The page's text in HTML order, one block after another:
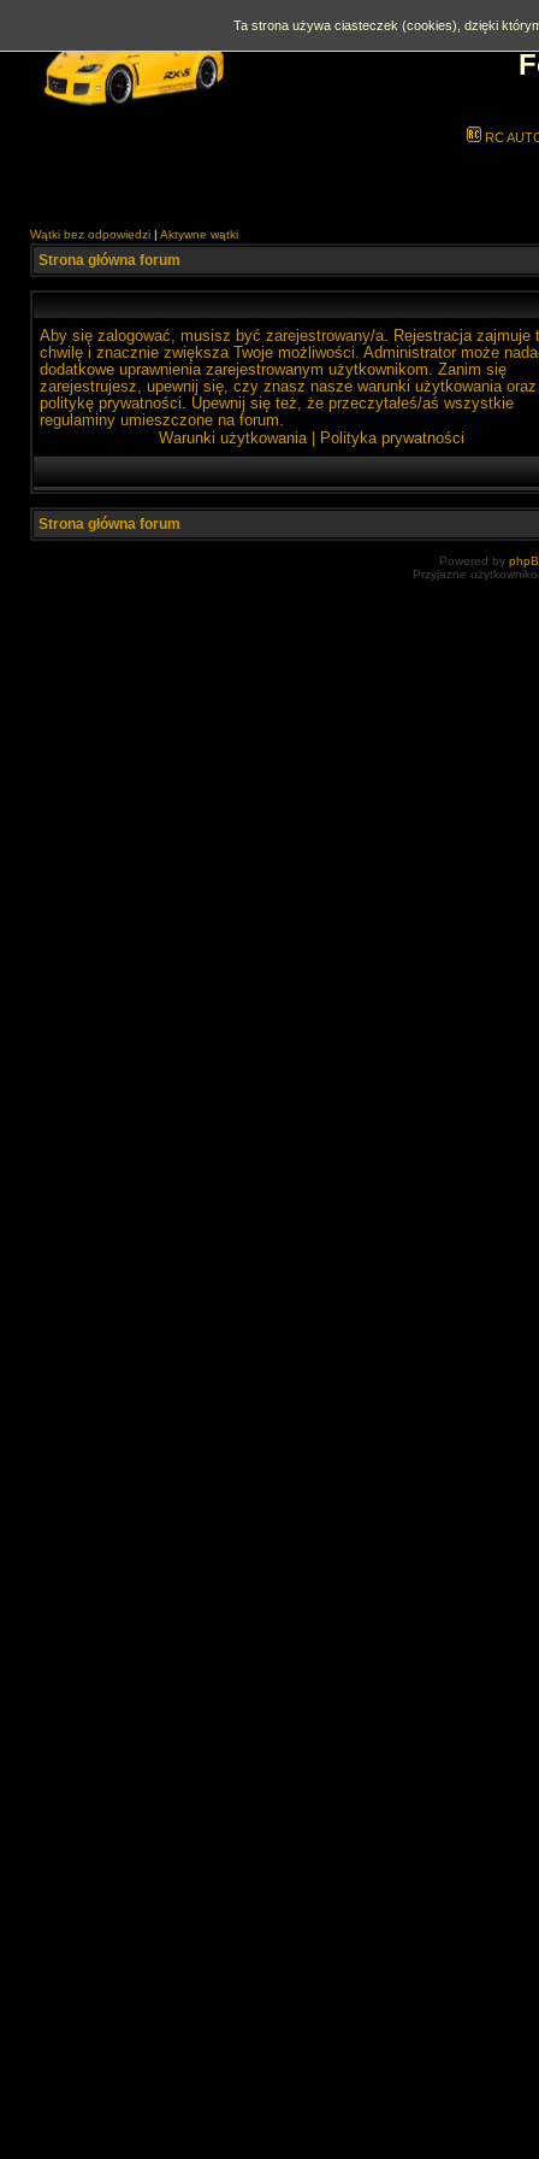
RC
Wątki bez odpowiedzi | Aktywne wątki
Strona główna forum
Aby się zalogować, musisz być zarejestrowany/a. Rejestracja zajmuje
chwilę i znacznie zwiększa Twoje możliwości. Administrator może
dodatkowe uprawnienia zarejestrowanym użytkownikom. Zanim się
zarejestrujesz, upewnij się, czy znasz nasze warunki użytkowania oraz
politykę prywatności. Upewnij się też, że przeczytałeś/aś wszystkie
regulaminy umieszczone na forum.
Warunki użytkowania| Polityka prywatności
Strona główna forum
Powered by
Przyjazne
Ta strona używa ciasteczek (cookies), dzięki